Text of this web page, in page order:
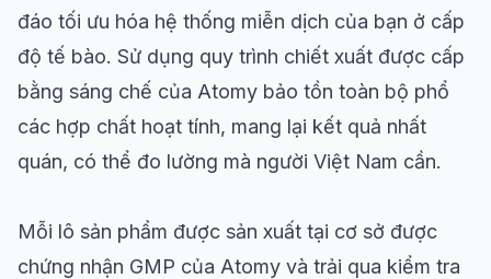
đáo tối ưu hóa hệ thống miễn dịch của bạn ở cấp
độ tế bào. Sử dụng quy trình chiết xuất được cấp
bằng sáng chế của Atomy bảo tồn toàn bộ phổ
các hợp chất hoạt tính, mang lại kết quả nhất
quán, có thể đo lường mà người Việt Nam cần.
Mỗi lô sản phẩm được sản xuất tại cơ sở được
chứng nhận GMP của Atomy và trải qua kiểm tra